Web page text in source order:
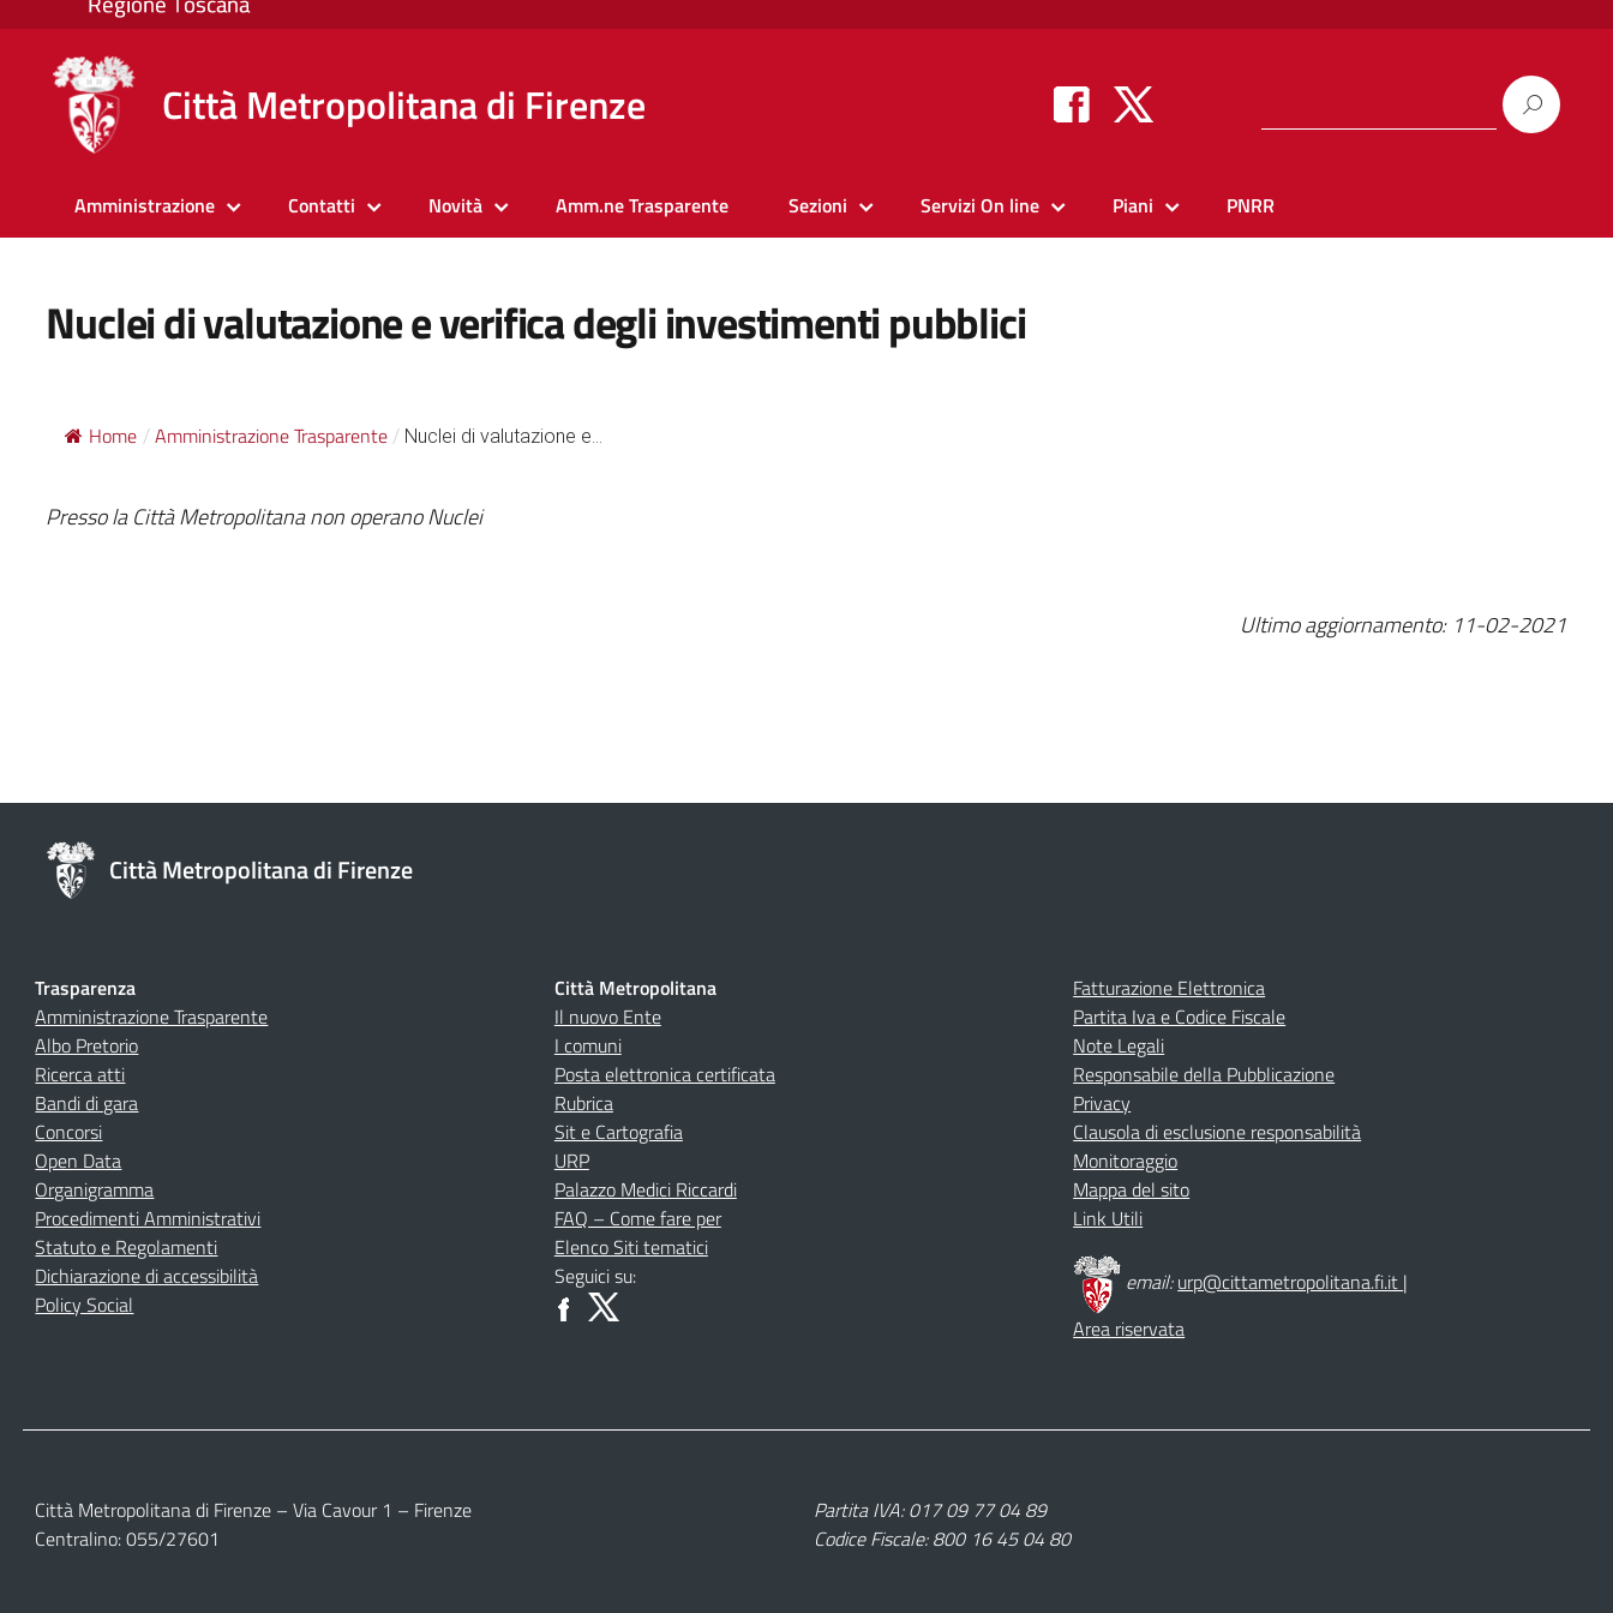
Città Metropolitana di Firenze
Amministrazione Contatti Novità Amm.ne Trasparente Sezioni Servizi On line Piani PNRR
Nuclei di valutazione e verifica degli investimenti pubblici
Home / Amministrazione Trasparente / Nuclei di valutazione e...
Presso la Città Metropolitana non operano Nuclei
Ultimo aggiornamento: 11-02-2021
Città Metropolitana di Firenze
Trasparenza
Amministrazione Trasparente
Albo Pretorio
Ricerca atti
Bandi di gara
Concorsi
Open Data
Organigramma
Procedimenti Amministrativi
Statuto e Regolamenti
Dichiarazione di accessibilità
Policy Social
Città Metropolitana
Il nuovo Ente
I comuni
Posta elettronica certificata
Rubrica
Sit e Cartografia
URP
Palazzo Medici Riccardi
FAQ – Come fare per
Elenco Siti tematici
Seguici su:
Fatturazione Elettronica
Partita Iva e Codice Fiscale
Note Legali
Responsabile della Pubblicazione
Privacy
Clausola di esclusione responsabilità
Monitoraggio
Mappa del sito
Link Utili
email:urp@cittametropolitana.fi.it |
Area riservata
Città Metropolitana di Firenze – Via Cavour 1 – Firenze
Centralino: 055/27601
Partita IVA: 017 09 77 04 89
Codice Fiscale: 800 16 45 04 80